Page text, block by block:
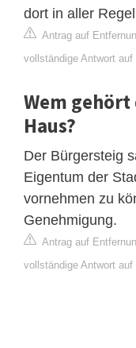
dort in aller
Antrag auf
vollständige Antwort
Wem
Haus?
Der Bürgersteig
Eigentum der
vornehmen zu
Genehmigung.
Antrag auf
vollständige Antwort auf